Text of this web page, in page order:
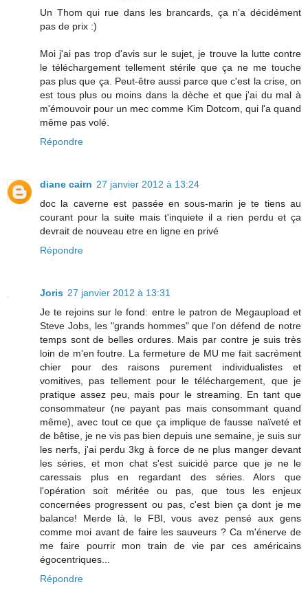
Un Thom qui rue dans les brancards, ça n'a décidément
pas de prix :)
Moi j'ai pas trop d'avis sur le sujet, je trouve la lutte contre
le téléchargement tellement stérile que ça ne me touche
pas plus que ça. Peut-être aussi parce que c'est la crise, on
est tous plus ou moins dans la dèche et que j'ai du mal à
m'émouvoir pour un mec comme Kim Dotcom, qui l'a quand
même pas volé.
Répondre
diane cairn 27 janvier 2012 à 13:24
doc la caverne est passée en sous-marin je te tiens au
courant pour la suite mais t'inquiete il a rien perdu et ça
devrait de nouveau etre en ligne en privé
Répondre
Joris 27 janvier 2012 à 13:31
Je te rejoins sur le fond: entre le patron de Megaupload et
Steve Jobs, les "grands hommes" que l'on défend de notre
temps sont de belles ordures. Mais par contre je suis très
loin de m'en foutre. La fermeture de MU me fait sacrément
chier pour des raisons purement individualistes et
vomitives, pas tellement pour le téléchargement, que je
pratique assez peu, mais pour le streaming. En tant que
consommateur (ne payant pas mais consommant quand
même), avec tout ce que ça implique de fausse naïveté et
de bêtise, je ne vis pas bien depuis une semaine, je suis sur
les nerfs, j'ai perdu 3kg à force de ne plus manger devant
les séries, et mon chat s'est suicidé parce que je ne le
caressais plus en regardant des séries. Alors que
l'opération soit méritée ou pas, que tous les enjeux
concernées progressent ou pas, c'est bien ça dont je me
balance! Merde là, le FBI, vous avez pensé aux gens
comme moi avant de faire les sauveurs ? Ca m'énerve de
me faire pourrir mon train de vie par ces américains
égocentriques...
Répondre